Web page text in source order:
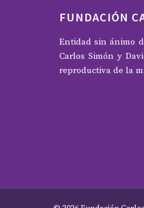
FUNDACIÓN
Entidad sin ánimo
Carlos Simón y
reproductiva de la